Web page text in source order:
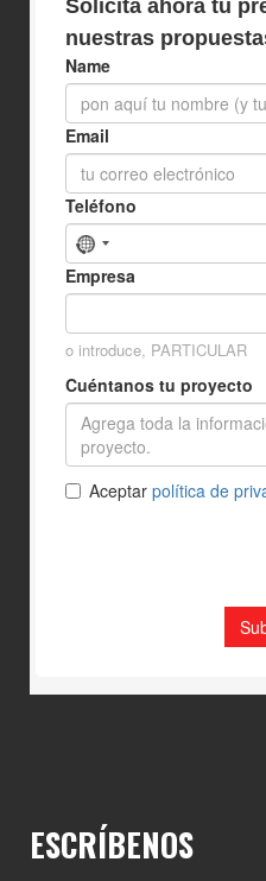
ESCRÍBENOS